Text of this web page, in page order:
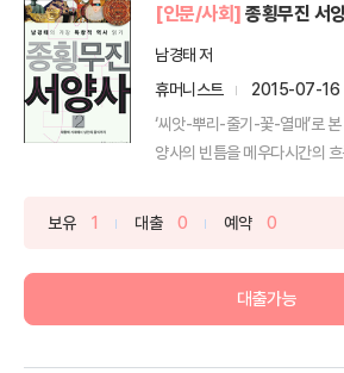
[인문/사회] 종횡무진 서
남경태 저
휴머니스트
2015-07-16
‘씨앗-뿌리-줄기-꽃-열매’로
양사의 빈틈을 메우다시간의
보유 1 대출 0 예약 0
대출가능